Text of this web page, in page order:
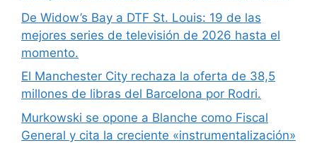
De Widow’s Bay a DTF St. Louis: 19 de las
mejores series de televisión de 2026 hasta el
momento.
El Manchester City rechaza la oferta de 38,5
millones de libras del Barcelona por Rodri.
Murkowski se opone a Blanche como Fiscal
General y cita la creciente «instrumentalización»